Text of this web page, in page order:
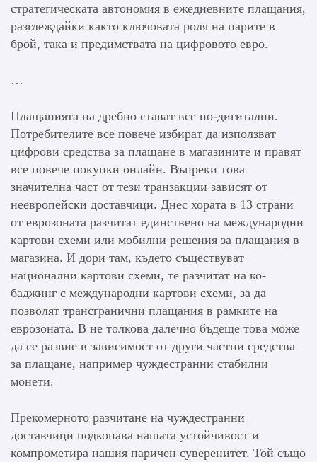
стратегическата автономия в ежедневните плащания,
разглеждайки както ключовата роля на парите в
брой, така и предимствата на цифровото евро.
…
Плащанията на дребно стават все по-дигитални.
Потребителите все повече избират да използват
цифрови средства за плащане в магазините и правят
все повече покупки онлайн. Въпреки това
значителна част от тези транзакции зависят от
неевропейски доставчици. Днес хората в 13 страни
от еврозоната разчитат единствено на международни
картови схеми или мобилни решения за плащания в
магазина. И дори там, където съществуват
национални картови схеми, те разчитат на ко-
баджинг с международни картови схеми, за да
позволят трансгранични плащания в рамките на
еврозоната. В не толкова далечно бъдеще това може
да се развие в зависимост от други частни средства
за плащане, например чуждестранни стабилни
монети.
Прекомерното разчитане на чуждестранни
доставчици подкопава нашата устойчивост и
компрометира нашия паричен суверенитет. Той също